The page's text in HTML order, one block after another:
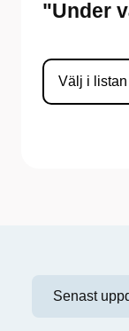
"Under
Senast